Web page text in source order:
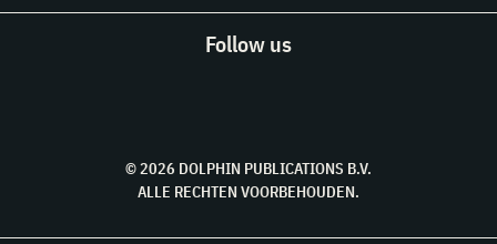
Follow us
© 2026 DOLPHIN PUBLICATIONS B.V.
ALLE RECHTEN VOORBEHOUDEN.